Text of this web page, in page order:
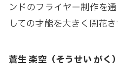
ンドのフライヤー制作を
しての才能を大きく開花さ
蒼生 楽空（そうせい がく）